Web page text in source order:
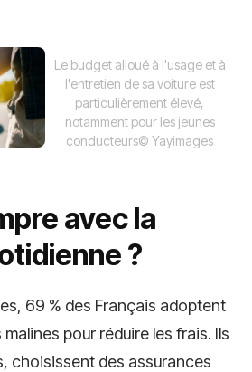
Le budget alloué à l'usage et à
l'entretien de sa voiture est
particulièrement élevé,
notamment pour les jeunes
conducteurs© Yayimages
avec la
?
69 % des Français adoptent
pour réduire les frais. Ils
choisissent des assurances